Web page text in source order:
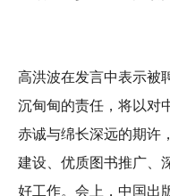
高洪波在发言中表示被
沉甸甸的责任，将以对
赤诚与绵长深远的期许
建设、优质图书推广、
好工作。会上，中国出